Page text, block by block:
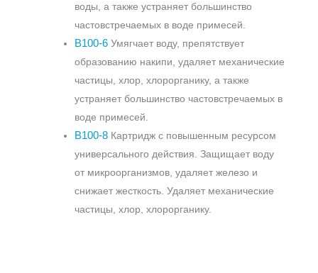
воды, а также устраняет большинство
частовстречаемых в воде примесей.
В100-6 Умягчает воду, препятствует
образованию накипи, удаляет механические
частицы, хлор, хлорорганику, а также
устраняет большинство частовстречаемых в
воде примесей.
В100-8 Картридж с повышенным ресурсом
универсального действия. Защищает воду
от микроорганизмов, удаляет железо и
снижает жесткость. Удаляет механические
частицы, хлор, хлорорганику.